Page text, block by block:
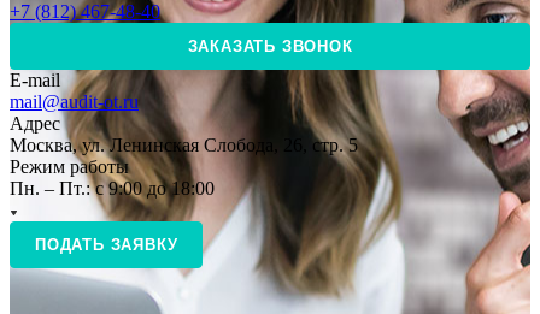
+7 (812) 467-48-40
ЗАКАЗАТЬ ЗВОНОК
E-mail
mail@audit-ot.ru
Адрес
Москва, ул. Ленинская Слобода, 26, стр. 5
Режим работы
Пн. – Пт.: с 9:00 до 18:00
ПОДАТЬ ЗАЯВКУ